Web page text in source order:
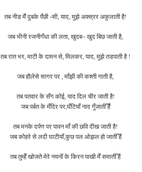
तब नीड मेँ दुबके पँछी -सी, याद, मुझे अक्स्रर अकुलाती है!
जब भीनी रजनीगँधा की लता, खुदब~ खुद बिछ जाती है,
तब रात भर, माटी के दामन से, मिलकर, याद, मुझे तडपाती है !
जब हौलेसे सागर पर , माँझी की कश्ती गाती है,
तब पतवार के सँग कोई, याद दिल चीर जाती है!
जब पर्बत के मँदिर पर,घँटियाँ नाद गुँजातीँ हैँ
तब मनके दर्पण पर पावन माँ की छवि दीख जाती है!
जब कोहरे से लदी घाटीयाँ,कुछ पल ओझल हो जातीँ हैं
तब तुम्हेँ खोजते मेरे नयनोँ के किरन पाखी मेँ समातीँ हैं